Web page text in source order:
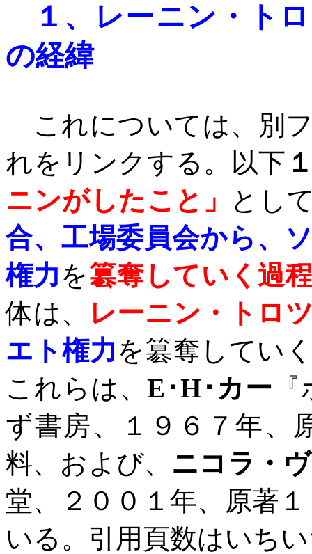
１、
レーニン・ト
の経緯
これについては、別
れをリンクする。以下
ニンがしたこと」
とし
合、工場委員会から、
権力を簒奪していく過
体は、
レーニン・トロ
エト権力を簒奪してい
これらは、E ･H･カー
ず書房、１９６７年、
料、および、 ニコラ・
堂、２００１年、原著
いる。引用頁数はいち